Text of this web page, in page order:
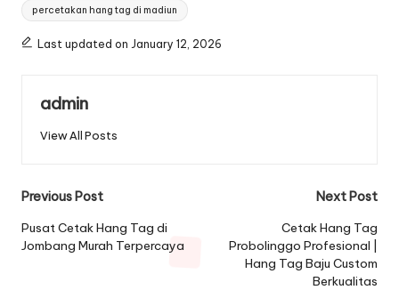
percetakan hang tag di madiun
Last updated on January 12, 2026
admin
View All Posts
Post
navigation
Previous Post
Pusat Cetak Hang Tag di
Jombang Murah Terpercaya
Next Post
Cetak Hang Tag
Probolinggo Profesional |
Hang Tag Baju Custom
Berkualitas